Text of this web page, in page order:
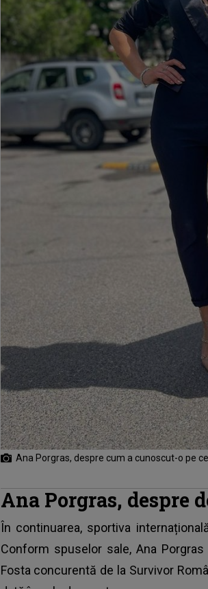
Ana Porgras, despre cum a cunoscut-o pe
Ana Porgras, despre
În continuarea, sportiva
Conform spuselor sale,Ana Porgras
Fosta concurentă de la Survivor